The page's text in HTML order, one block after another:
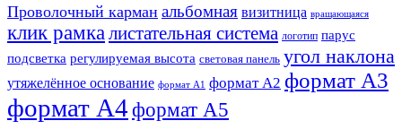
Проволочный карман альбомная визитница вращающаяся
клик рамка листательная система логотип парус
подсветка регулируемая высота световая панель угол наклона
утяжелённое основание формат А1 формат А2 формат А3
формат А4 формат А5